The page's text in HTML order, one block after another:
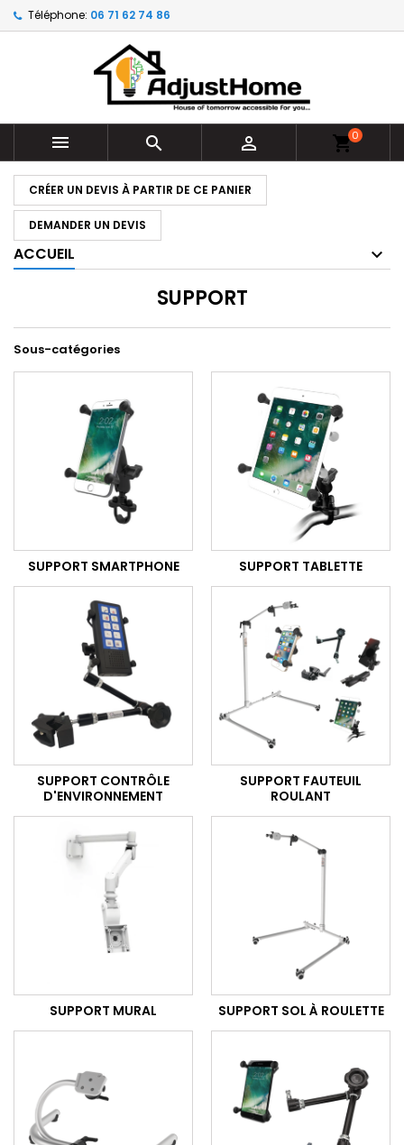
Téléphone: 06 71 62 74 86
   shopping_cart0
CRÉER UN DEVIS À PARTIR DE CE PANIER
DEMANDER UN DEVIS
ACCUEIL
SUPPORT
Sous-catégories
SUPPORT SMARTPHONE SUPPORT TABLETTE
SUPPORT CONTRÔLE
D'ENVIRONNEMENT
SUPPORT FAUTEUIL
ROULANT
SUPPORT MURAL SUPPORT SOL À ROULETTE